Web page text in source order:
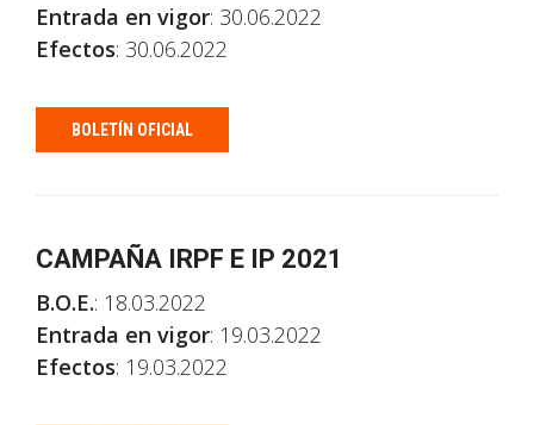
Entrada en vigor: 30.06.2022
Efectos: 30.06.2022
BOLETÍN OFICIAL
CAMPAÑA IRPF E IP 2021
B.O.E.: 18.03.2022
Entrada en vigor: 19.03.2022
Efectos: 19.03.2022